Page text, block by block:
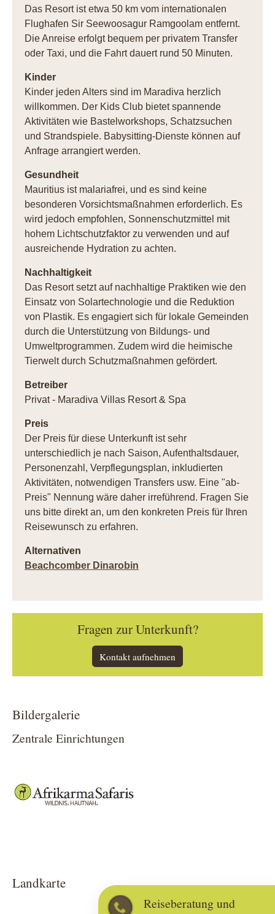
Reiseberatung und
Das Resort ist etwa 50 km vom internationalen
Flughafen Sir Seewoosagur Ramgoolam entfernt.
Die Anreise erfolgt bequem per privatem Transfer
oder Taxi, und die Fahrt dauert rund 50 Minuten.
Kinder
Kinder jeden Alters sind im Maradiva herzlich
willkommen. Der Kids Club bietet spannende
Aktivitäten wie Bastelworkshops, Schatzsuchen
und Strandspiele. Babysitting-Dienste können auf
Anfrage arrangiert werden.
Gesundheit
Mauritius ist malariafrei, und es sind keine
besonderen Vorsichtsmaßnahmen erforderlich. Es
wird jedoch empfohlen, Sonnenschutzmittel mit
hohem Lichtschutzfaktor zu verwenden und auf
ausreichende Hydration zu achten.
Nachhaltigkeit
Das Resort setzt auf nachhaltige Praktiken wie den
Einsatz von Solartechnologie und die Reduktion
von Plastik. Es engagiert sich für lokale Gemeinden
durch die Unterstützung von Bildungs- und
Umweltprogrammen. Zudem wird die heimische
Tierwelt durch Schutzmaßnahmen gefördert.
Betreiber
Privat - Maradiva Villas Resort & Spa
Preis
Der Preis für diese Unterkunft ist sehr
unterschiedlich je nach Saison, Aufenthaltsdauer,
Personenzahl, Verpflegungsplan, inkludierten
Aktivitäten, notwendigen Transfers usw. Eine "ab-
Preis" Nennung wäre daher irreführend. Fragen Sie
uns bitte direkt an, um den konkreten Preis für Ihren
Reisewunsch zu erfahren.
Alternativen
Beachcomber Dinarobin
Fragen zur Unterkunft?
Kontakt aufnehmen
Bildergalerie
Zentrale Einrichtungen
Landkarte